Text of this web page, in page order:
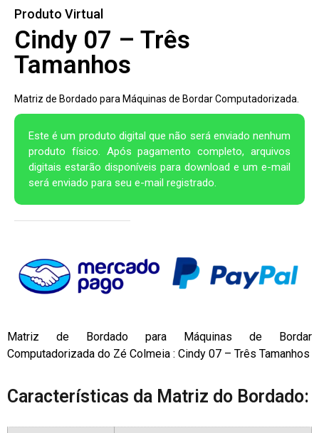
Produto Virtual
Cindy 07 – Três
Tamanhos
Matriz de Bordado para Máquinas de Bordar Computadorizada.
Este é um produto digital que não será enviado nenhum
produto físico. Após pagamento completo, arquivos
digitais estarão disponíveis para download e um e-mail
será enviado para seu e-mail registrado.
Matriz de Bordado para Máquinas de Bordar
Computadorizada do Zé Colmeia : Cindy 07 – Três Tamanhos
Características da Matriz do Bordado: